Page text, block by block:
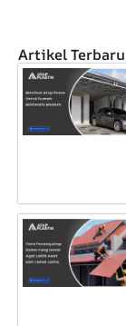
Artikel Terbaru